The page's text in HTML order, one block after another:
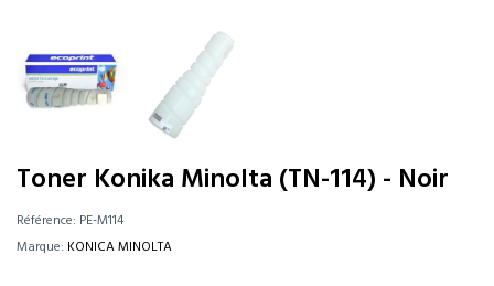
Toner Konika Minolta (TN-114) - Noir
Référence: PE-M114
Marque: KONICA MINOLTA